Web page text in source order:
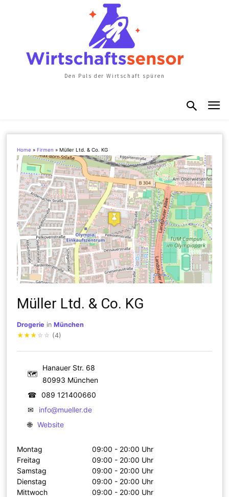
Den Puls der Wirtschaft spüren
Home » Firmen »Müller Ltd. & Co. KG
Müller Ltd. & Co. KG
Drogerie inMünchen
★★★ ☆ ☆ (4)
🗺
Hanauer Str. 68
80993 München
☎
089 121400660
✉
info@mueller.de
🌐 Website
Montag
09:00 - 20:00 Uhr
Freitag
09:00 - 20:00 Uhr
Samstag
09:00 - 20:00 Uhr
Dienstag
09:00 - 20:00 Uhr
Mittwoch
09:00 - 20:00 Uhr